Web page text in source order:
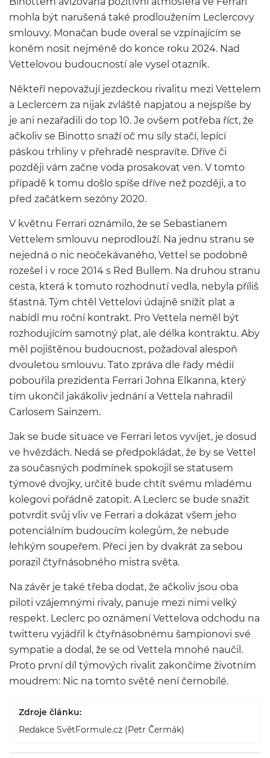
mohla být narušená také prodloužením Leclercovy
smlouvy. Monačan bude overal se vzpínajícím se
koněm nosit nejméně do konce roku 2024. Nad
Vettelovou budoucností ale vysel otazník.
Někteří nepovažují jezdeckou rivalitu mezi Vettelem
a Leclercem za nijak zvláště napjatou a nejspíše by
je ani nezařadili do top 10. Je ovšem potřeba říct, že
ačkoliv se Binotto snaží oč mu síly stačí, lepící
páskou trhliny v přehradě nespravíte. Dříve či
později vám začne voda prosakovat ven. V tomto
případě k tomu došlo spíše dříve než později, a to
před začátkem sezóny 2020.
V květnu Ferrari oznámilo, že se Sebastianem
Vettelem smlouvu neprodlouží. Na jednu stranu se
nejedná o nic neočekávaného, Vettel se podobně
rozešel i v roce 2014 s Red Bullem. Na druhou stranu
cesta, která k tomuto rozhodnutí vedla, nebyla příliš
šťastná. Tým chtěl Vettelovi údajně snížit plat a
nabídl mu roční kontrakt. Pro Vettela neměl být
rozhodujícím samotný plat, ale délka kontraktu. Aby
měl pojištěnou budoucnost, požadoval alespoň
dvouletou smlouvu. Tato zpráva dle řady médií
pobouřila prezidenta Ferrari Johna Elkanna, který
tím ukončil jakákoliv jednání a Vettela nahradil
Carlosem Sainzem.
Jak se bude situace ve Ferrari letos vyvíjet, je dosud
ve hvězdách. Nedá se předpokládat, že by se Vettel
za současných podmínek spokojil se statusem
týmové dvojky, určitě bude chtít svému mladému
kolegovi pořádně zatopit. A Leclerc se bude snažit
potvrdit svůj vliv ve Ferrari a dokázat všem jeho
potenciálním budoucím kolegům, že nebude
lehkým soupeřem. Přeci jen by dvakrát za sebou
porazil čtyřnásobného mistra světa.
Na závěr je také třeba dodat, že ačkoliv jsou oba
piloti vzájemnými rivaly, panuje mezi nimi velký
respekt. Leclerc po oznámení Vettelova odchodu na
twitteru vyjádřil k čtyřnásobnému šampionovi své
sympatie a dodal, že se od Vettela mnohé naučil.
Proto první díl týmových rivalit zakončíme životním
moudrem: Nic na tomto světě není černobílé.
Zdroje článku:
Redakce SvětFormule.cz (Petr Čermák)